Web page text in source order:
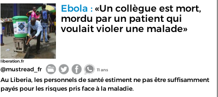
liberation.fr
Ebola :«Un collègue est mort,
mordu par un patient qui
voulait violer une malade»
@mustread_fr 11 ans
Au Liberia, les personnels de santé estiment ne pas être suffisamment
payés pour les risques pris face à la maladie.